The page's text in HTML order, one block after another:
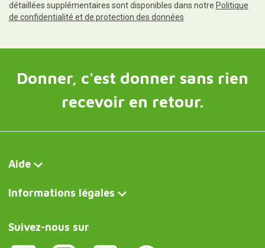
détaillées supplémentaires sont disponibles dans notre Politique
de confidentialité et de protection des données
Donner, c'est donner sans rien
recevoir en retour.
Aide
Informations légales
Suivez-nous sur